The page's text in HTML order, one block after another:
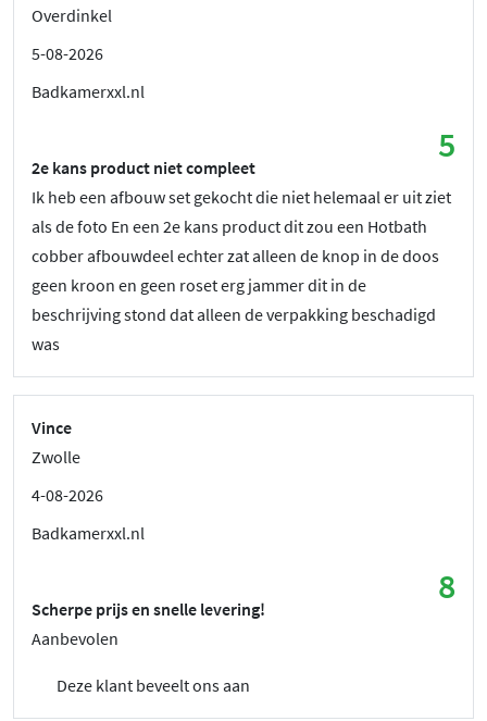
Overdinkel
5-08-2026
Badkamerxxl.nl
5
2e kans product niet compleet
Ik heb een afbouw set gekocht die niet helemaal er uit ziet
als de foto En een 2e kans product dit zou een Hotbath
cobber afbouwdeel echter zat alleen de knop in de doos
geen kroon en geen roset erg jammer dit in de
beschrijving stond dat alleen de verpakking beschadigd
was
Vince
Zwolle
4-08-2026
Badkamerxxl.nl
8
Scherpe prijs en snelle levering!
Aanbevolen
Deze klant beveelt ons aan